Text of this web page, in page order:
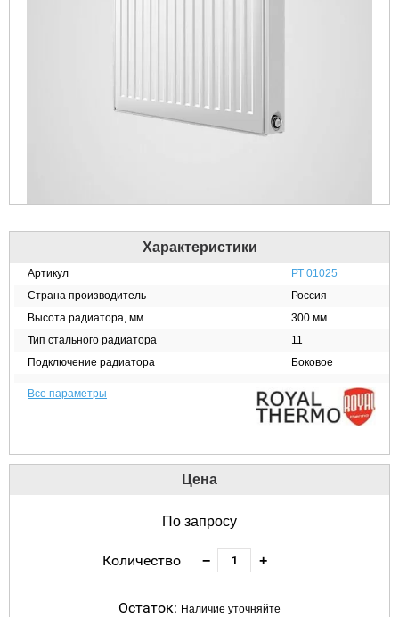
Характеристики
Артикул
РТ 01025
Страна производитель
Россия
Высота радиатора, мм
300 мм
Тип стального радиатора
11
Подключение радиатора
Боковое
Все параметры
Цена
По запросу
Количество − +
Остаток: Наличие уточняйте